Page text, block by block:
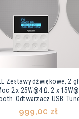
Zestawy dźwiękowe, 2
2 x 25W@4 Ω, 2 x
Odtwarzacz USB.
999,00 zł